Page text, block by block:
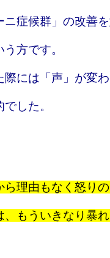
ニ症候群」の改善
方です。
には「声」が変
した。
ら理由もなく怒り
もういきなり暴れ